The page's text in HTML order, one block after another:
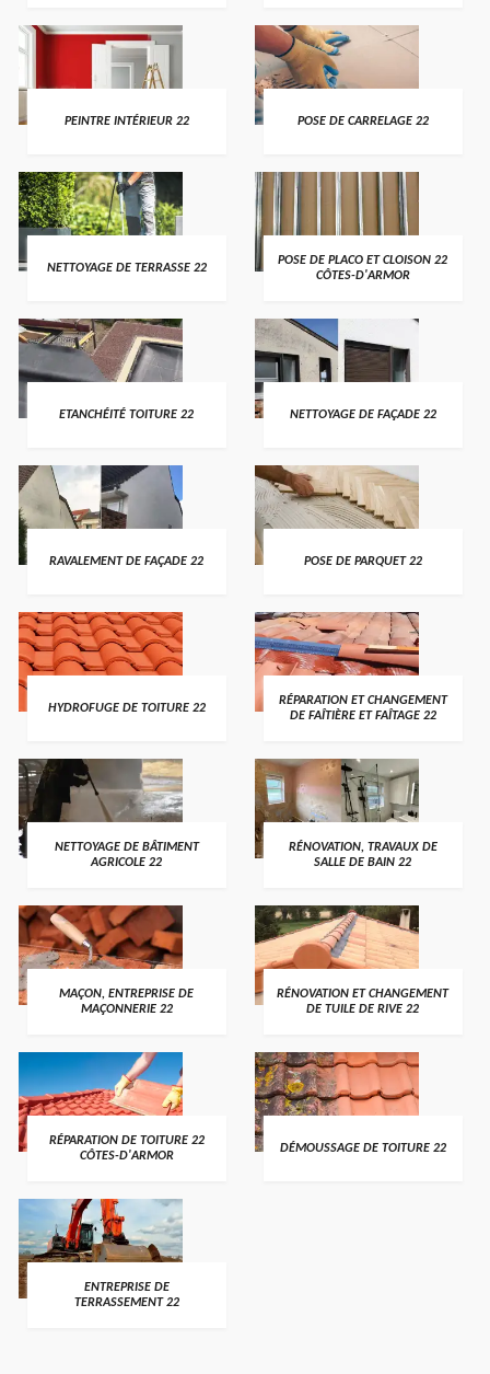
PEINTRE INTÉRIEUR 22 POSE DE CARRELAGE 22
NETTOYAGE DE TERRASSE 22
POSE DE PLACO ET CLOISON 22
CÔTES-D'ARMOR
ETANCHÉITÉ TOITURE 22 NETTOYAGE DE FAÇADE 22
RAVALEMENT DE FAÇADE 22 POSE DE PARQUET 22
HYDROFUGE DE TOITURE 22
RÉPARATION ET CHANGEMENT
DE FAÎTIÈRE ET FAÎTAGE 22
NETTOYAGE DE BÂTIMENT
AGRICOLE 22
RÉNOVATION, TRAVAUX DE
SALLE DE BAIN 22
MAÇON, ENTREPRISE DE
MAÇONNERIE 22
RÉNOVATION ET CHANGEMENT
DE TUILE DE RIVE 22
RÉPARATION DE TOITURE 22
CÔTES-D'ARMOR
DÉMOUSSAGE DE TOITURE 22
ENTREPRISE DE
TERRASSEMENT 22